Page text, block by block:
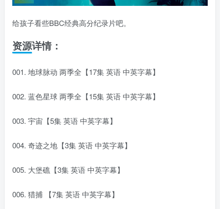
给孩子看些BBC经典高分纪录片吧。
资源详情：
001. 地球脉动 两季全【17集 英语 中英字幕】
002. 蓝色星球 两季全【15集 英语 中英字幕】
003. 宇宙【5集 英语 中英字幕】
004. 奇迹之地【3集 英语 中英字幕】
005. 大堡礁【3集 英语 中英字幕】
006. 猎捕 【7集 英语 中英字幕】